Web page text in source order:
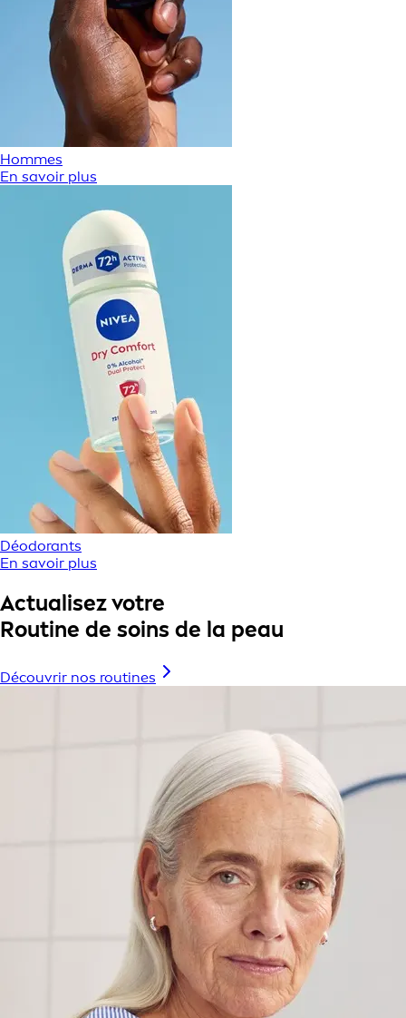
Hommes
En savoir plus
Déodorants
En savoir plus
Actualisez votre
Routine de soins de la peau
Découvrir nos routines